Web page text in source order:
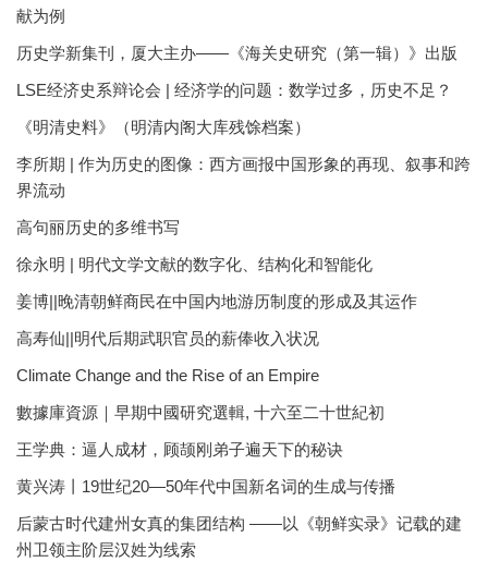
献为例
历史学新集刊，厦大主办——《海关史研究（第一辑）》出版
LSE经济史系辩论会 | 经济学的问题：数学过多，历史不足？
《明清史料》（明清内阁大库残馀档案）
李所期 | 作为历史的图像：西方画报中国形象的再现、叙事和跨
界流动
高句丽历史的多维书写
徐永明 | 明代文学文献的数字化、结构化和智能化
姜博||晚清朝鲜商民在中国内地游历制度的形成及其运作
高寿仙||明代后期武职官员的薪俸收入状况
Climate Change and the Rise of an Empire
數據庫資源｜早期中國研究選輯, 十六至二十世紀初
王学典：逼人成材，顾颉刚弟子遍天下的秘诀
黄兴涛丨19世纪20—50年代中国新名词的生成与传播
后蒙古时代建州女真的集团结构 ——以《朝鲜实录》记载的建
州卫领主阶层汉姓为线索